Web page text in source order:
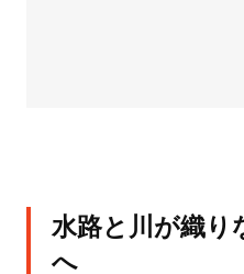
水路と川が織り
へ